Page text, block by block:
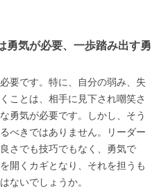
気が必要、一歩踏み出す勇
要です。特に、自分の弱み、失
ことは、相手に見下され嘲笑さ
勇気が必要です。しかし、そう
べきではありません。リーダー
さでも技巧でもなく、勇気で
開くカギとなり、それを担うも
ないでしょうか。